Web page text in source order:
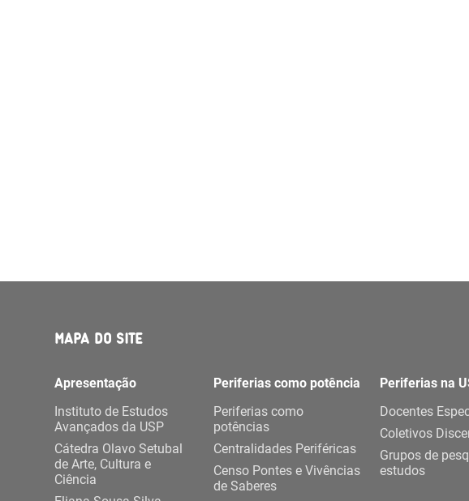
MAPA DO SITE
Apresentação
Instituto de Estudos
Avançados da USP
Cátedra Olavo Setubal
de Arte, Cultura e
Ciência
Periferias como potência
Periferias como
potências
Centralidades Periféricas
Censo Pontes e Vivências
de Saberes
Periferias na
Docentes
Coletivos
Grupos de
estudos